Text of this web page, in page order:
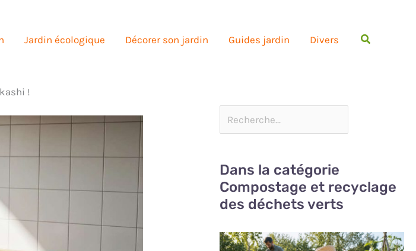
Jardin écologique Décorer son jardin Guides jardin Divers
!
Dans la catégorie
Compostage et recyclage
des déchets verts